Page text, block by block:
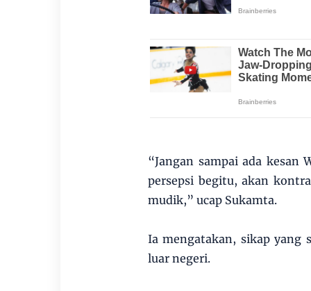
“Jangan sampai ada
persepsi begitu, akan
mudik,” ucap Sukamta.
Ia mengatakan, sikap yang
luar negeri.